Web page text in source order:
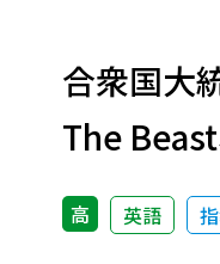
合衆国大
The
高 英語